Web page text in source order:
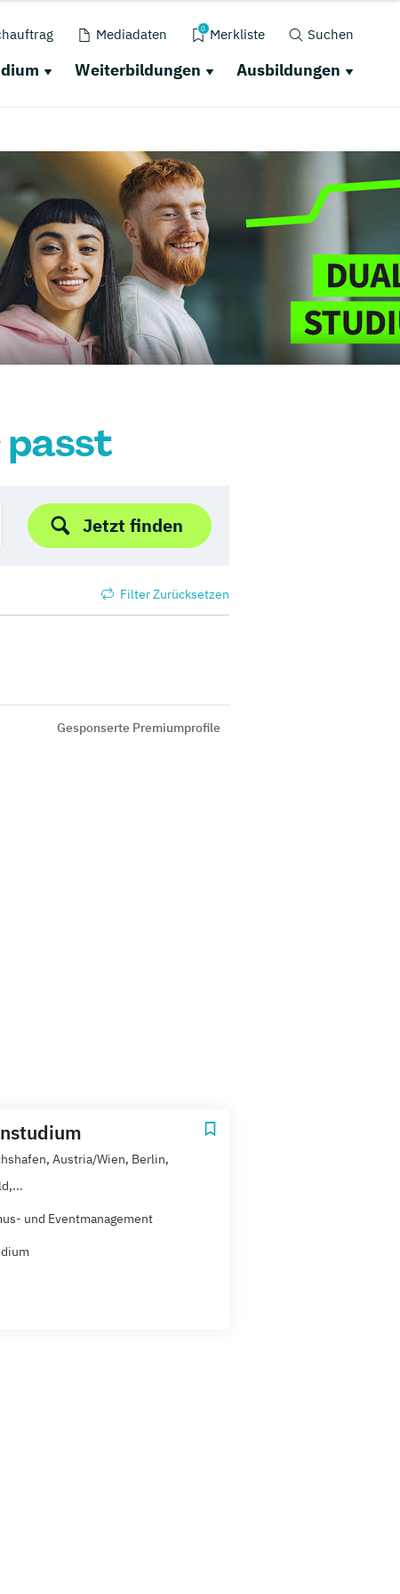
Mediadaten 0 Merkliste Suchen
Weiterbildungen Ausbildungen
passt
Jetzt finden
Filter Zurücksetzen
Gesponserte Premiumprofile
Austria/Wien, Berlin,
und Eventmanagement